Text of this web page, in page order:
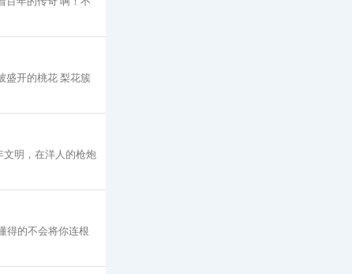
盛开的桃花 梨花簇
文明，在洋人的枪炮
得的不会将你连根